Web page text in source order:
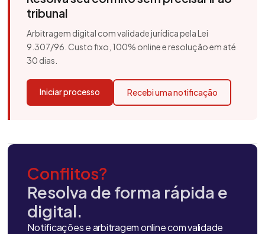
tribunal
Arbitragem digital com validade jurídica pela Lei
9.307/96. Custo fixo, 100% online e resolução em até
30 dias.
Iniciar processo Recebi uma notificação
Conflitos?
Resolva de forma rápida e
digital.
Notificações e arbitragem online com validade